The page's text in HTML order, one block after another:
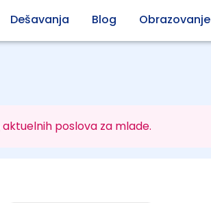
Dešavanja Blog Obrazovanje
aktuelnih poslova za mlade.